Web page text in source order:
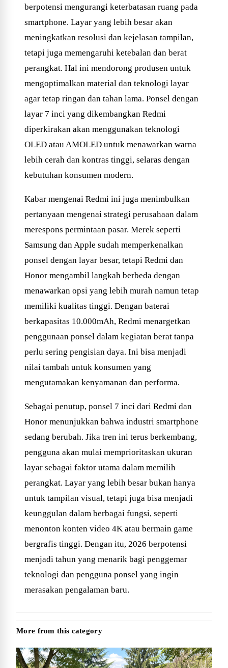
berpotensi mengurangi keterbatasan ruang pada
smartphone. Layar yang lebih besar akan
meningkatkan resolusi dan kejelasan tampilan,
tetapi juga memengaruhi ketebalan dan berat
perangkat. Hal ini mendorong produsen untuk
mengoptimalkan material dan teknologi layar
agar tetap ringan dan tahan lama. Ponsel dengan
layar 7 inci yang dikembangkan Redmi
diperkirakan akan menggunakan teknologi
OLED atau AMOLED untuk menawarkan warna
lebih cerah dan kontras tinggi, selaras dengan
kebutuhan konsumen modern.
Kabar mengenai Redmi ini juga menimbulkan
pertanyaan mengenai strategi perusahaan dalam
merespons permintaan pasar. Merek seperti
Samsung dan Apple sudah memperkenalkan
ponsel dengan layar besar, tetapi Redmi dan
Honor mengambil langkah berbeda dengan
menawarkan opsi yang lebih murah namun tetap
memiliki kualitas tinggi. Dengan baterai
berkapasitas 10.000mAh, Redmi menargetkan
penggunaan ponsel dalam kegiatan berat tanpa
perlu sering pengisian daya. Ini bisa menjadi
nilai tambah untuk konsumen yang
mengutamakan kenyamanan dan performa.
Sebagai penutup, ponsel 7 inci dari Redmi dan
Honor menunjukkan bahwa industri smartphone
sedang berubah. Jika tren ini terus berkembang,
pengguna akan mulai memprioritaskan ukuran
layar sebagai faktor utama dalam memilih
perangkat. Layar yang lebih besar bukan hanya
untuk tampilan visual, tetapi juga bisa menjadi
keunggulan dalam berbagai fungsi, seperti
menonton konten video 4K atau bermain game
bergrafis tinggi. Dengan itu, 2026 berpotensi
menjadi tahun yang menarik bagi penggemar
teknologi dan pengguna ponsel yang ingin
merasakan pengalaman baru.
More from this category